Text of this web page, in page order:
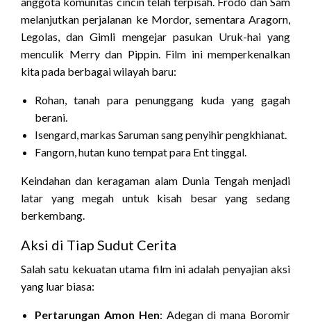
melanjutkan perjalanan ke Mordor, sementara Aragorn,
Legolas, dan Gimli mengejar pasukan Uruk-hai yang
menculik Merry dan Pippin. Film ini memperkenalkan
kita pada berbagai wilayah baru:
Rohan, tanah para penunggang kuda yang gagah
berani.
Isengard, markas Saruman sang penyihir pengkhianat.
Fangorn, hutan kuno tempat para Ent tinggal.
Keindahan dan keragaman alam Dunia Tengah menjadi
latar yang megah untuk kisah besar yang sedang
berkembang.
Aksi di Tiap Sudut Cerita
Salah satu kekuatan utama film ini adalah penyajian aksi
yang luar biasa:
Pertarungan Amon Hen: Adegan di mana Boromir